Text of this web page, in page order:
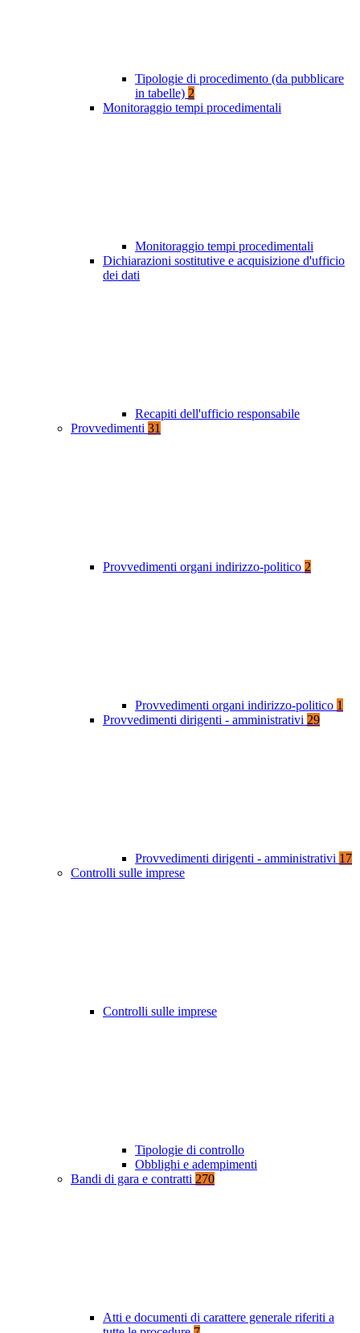
Tipologie di procedimento (da pubblicare
in tabelle) 2
Monitoraggio tempi procedimentali
Monitoraggio tempi procedimentali
Dichiarazioni sostitutive e acquisizione d'ufficio
dei dati
Recapiti dell'ufficio responsabile
Provvedimenti 31
Provvedimenti organi indirizzo-politico 2
Provvedimenti organi indirizzo-politico 1
Provvedimenti dirigenti - amministrativi 29
Provvedimenti dirigenti - amministrativi 17
Controlli sulle imprese
Controlli sulle imprese
Tipologie di controllo
Obblighi e adempimenti
Bandi di gara e contratti 270
Atti e documenti di carattere generale riferiti a